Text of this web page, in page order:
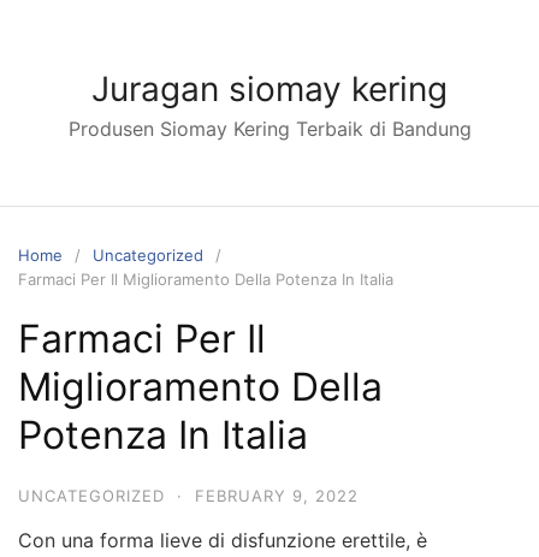
Juragan siomay kering
Produsen Siomay Kering Terbaik di Bandung
Home
Uncategorized
Farmaci Per Il Miglioramento Della Potenza In Italia
Farmaci Per Il
Miglioramento Della
Potenza In Italia
UNCATEGORIZED · FEBRUARY 9, 2022
Con una forma lieve di disfunzione erettile, è